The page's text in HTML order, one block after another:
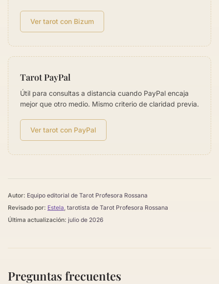
Ver tarot con Bizum
Tarot PayPal
Útil para consultas a distancia cuando PayPal encaja
mejor que otro medio. Mismo criterio de claridad previa.
Ver tarot con PayPal
Autor: Equipo editorial de Tarot Profesora Rossana
Revisado por: Estela , tarotista de Tarot Profesora Rossana
Última actualización: julio de 2026
Preguntas frecuentes